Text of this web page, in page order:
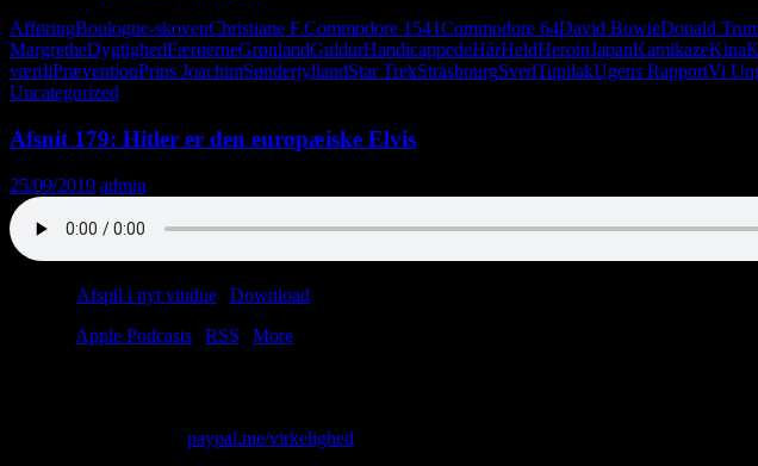
AfføringBoulogne-skovenChristiane F.Commodore 1541Commodore 64David BowieDonald
MargretheDygtighedFærøerneGrønlandGuldurHandicappedeHårHeldHeroinJapanKamikazeKina
værdiPræventionPrins JoachimSønderjyllandStar TrekStrasbourgSvedTupilakUgens RapportVi
Uncategorized
Afsnit 179: Hitler er den europæiske Elvis
25/09/2019 admin
Afspil i nyt vindue Download
Apple Podcasts RSS
More
paypal.me/virkelighed